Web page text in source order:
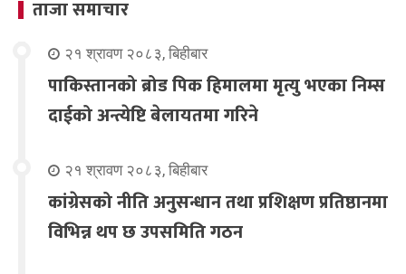
ताजा समाचार
२१ श्रावण २०८३, बिहीबार
पाकिस्तानको ब्रोड पिक हिमालमा मृत्यु भएका निम्स
दाईको अन्त्येष्टि बेलायतमा गरिने
२१ श्रावण २०८३, बिहीबार
कांग्रेसको नीति अनुसन्धान तथा प्रशिक्षण प्रतिष्ठानमा
विभिन्न थप छ उपसमिति गठन